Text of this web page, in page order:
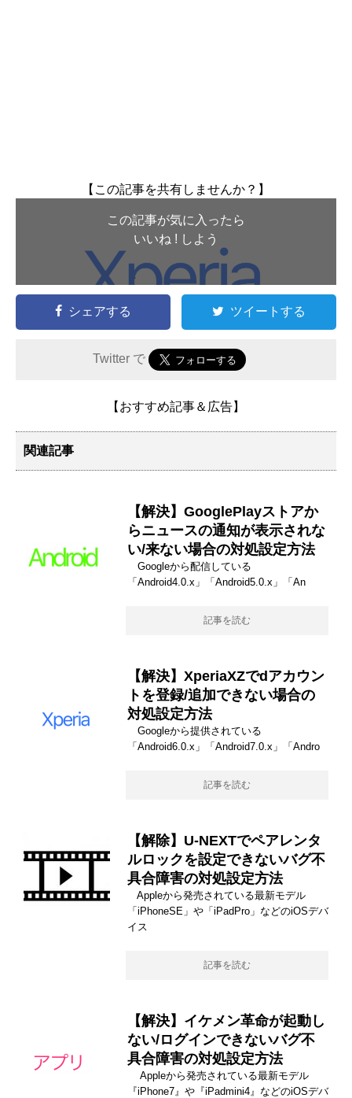
【この記事を共有しませんか？】
この記事が気に入ったら
いいね ! しよう
シェアする ツイートする
Twitter で
【おすすめ記事＆広告】
関連記事
【解決】GooglePlayストアか
らニュースの通知が表示されな
い/来ない場合の対処設定方法
Googleから配信している
「Android4.0.x」「Android5.0.x」「An
記事を読む
【解決】XperiaXZでdアカウン
トを登録/追加できない場合の
対処設定方法
Googleから提供されている
「Android6.0.x」「Android7.0.x」「Andro
記事を読む
【解除】U-NEXTでペアレンタ
ルロックを設定できないバグ不
具合障害の対処設定方法
Appleから発売されている最新モデル
「iPhoneSE」や「iPadPro」などのiOSデバ
イス
記事を読む
【解決】イケメン革命が起動し
ない/ログインできないバグ不
具合障害の対処設定方法
Appleから発売されている最新モデル
『iPhone7』や『iPadmini4』などのiOSデバ